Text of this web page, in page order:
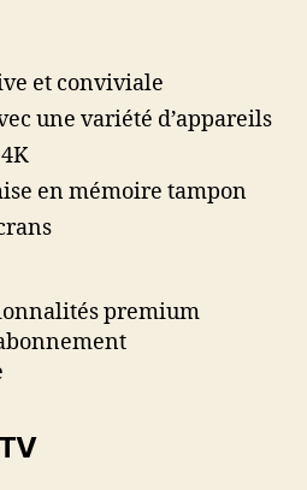
et conviviale
une variété d’appareils
en mémoire tampon
premium